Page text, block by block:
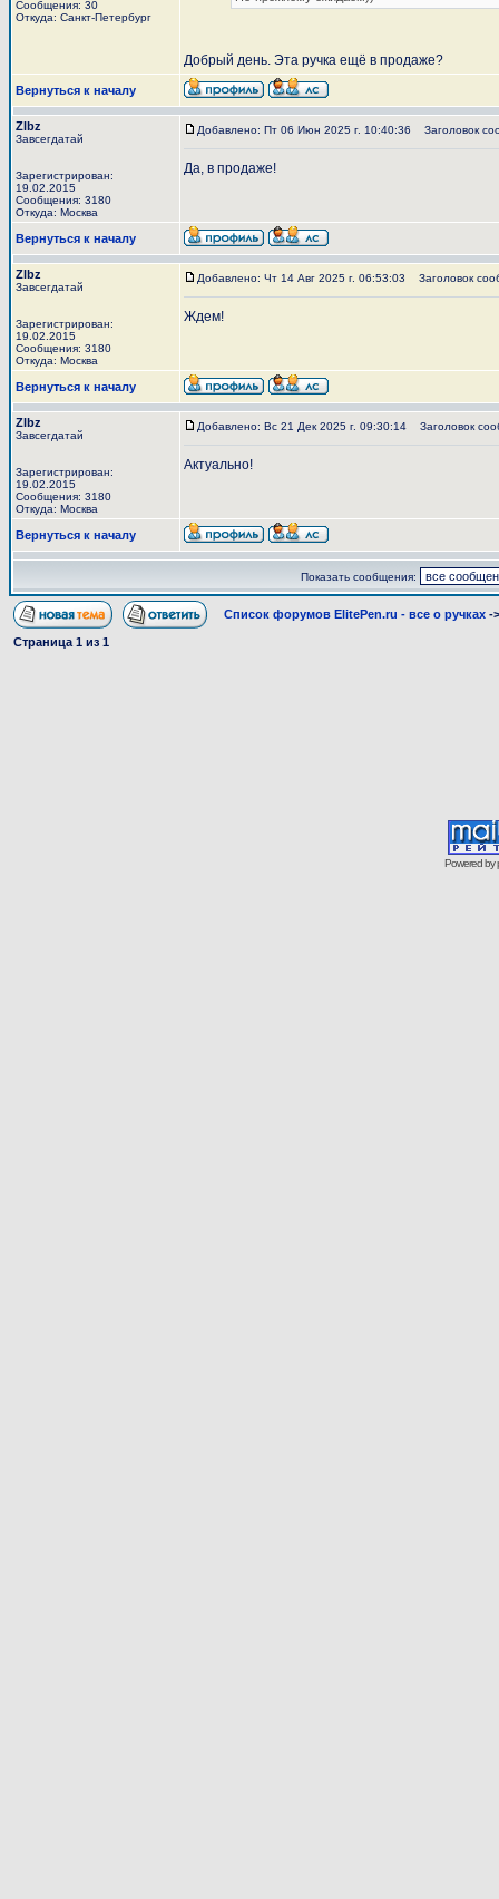
Сообщения: 30
Откуда: Санкт-Петербург
Добрый день. Эта ручка ещё в продаже?
Вернуться к началу
Zlbz
Завсегдатай
Зарегистрирован:
19.02.2015
Сообщения: 3180
Откуда: Москва
Добавлено: Пт 06 Июн 2025 г. 10:40:36 Заголовок
Да, в продаже!
Вернуться к началу
Zlbz
Завсегдатай
Зарегистрирован:
19.02.2015
Сообщения: 3180
Откуда: Москва
Добавлено: Чт 14 Авг 2025 г. 06:53:03 Заголовок
Ждем!
Вернуться к началу
Zlbz
Завсегдатай
Зарегистрирован:
19.02.2015
Сообщения: 3180
Откуда: Москва
Добавлено: Вс 21 Дек 2025 г. 09:30:14 Заголовок
Актуально!
Вернуться к началу
Показать сообщения:
Список форумов ElitePen.ru - все о ручках -
Страница 1 из 1
Powered by